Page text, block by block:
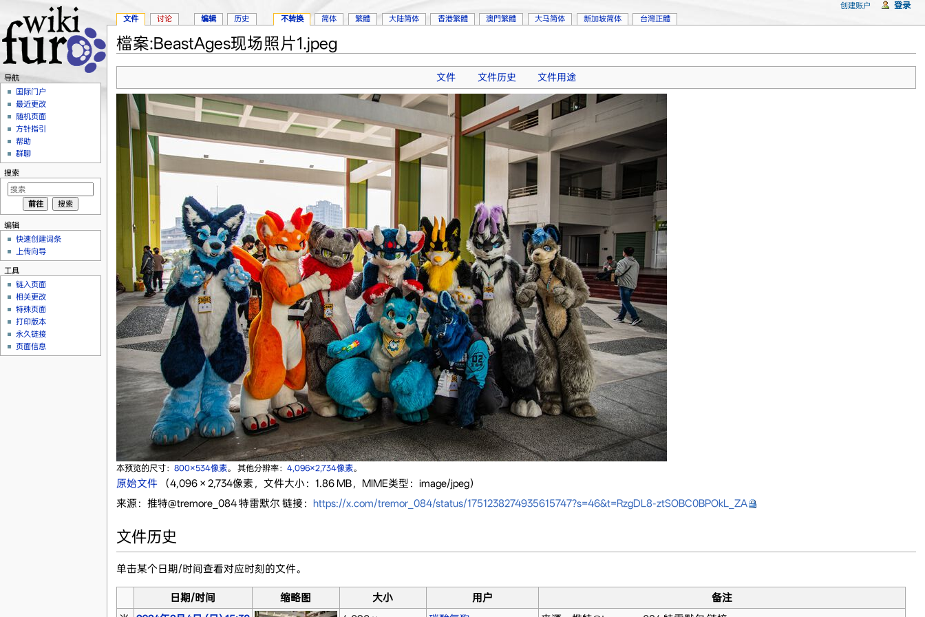
檔案:BeastAges现场照片1.jpeg
文件 文件历史 文件用途
本预览的尺寸： 800×534像素。 其他分辨率： 4,096×2,734像素。
原始文件‎
（4,096 × 2,734像素，文件大小：1.86 MB，MIME类型：image/jpeg）
来源：推特@tremore_084 特雷默尔 链接： https://x.com/tremor_084/status/1751238274935615747?s=46&t=RzgDL8-ztSOBC0BPOkL_ZA
文件历史
单击某个日期/时间查看对应时刻的文件。
日期/时间 缩略图 大小 用户
备注
文件 讨论 编辑 历史 不转换 简体 繁體 大陆简体 香港繁體 澳門繁體 大马简体 新加坡简体 台灣正體
创建账户 登录
导航
国际门户
最近更改
随机页面
方针指引
帮助
群聊
搜索
编辑
快速创建词条
上传向导
工具
链入页面
相关更改
特殊页面
打印版本
永久链接
页面信息